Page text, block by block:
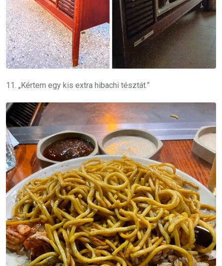
11. „Kértem egy kis extra hibachi tésztát.”